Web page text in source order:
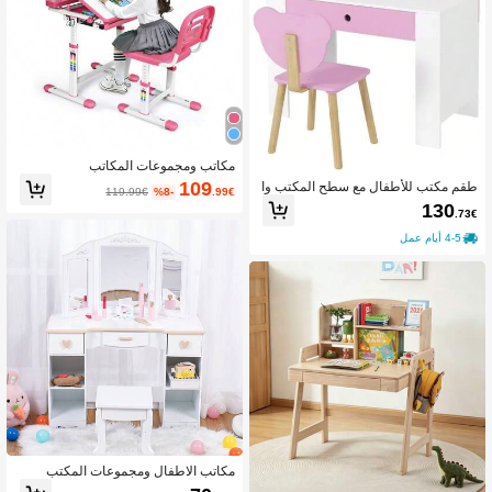
طقم مكتب للأطفال مع سطح المكتب وا
لدرج، مكتب وكرسي بشكل دب، مكتب م
درسي، مكتب للأطفال، مكتب للبنين والب
نات، وردي
130.73€
4-5 أيام عمل
مكاتب ومجموعات المكاتب
109.99€
%8-
119.99€
مكاتب الاطفال ومجموعات المكتب